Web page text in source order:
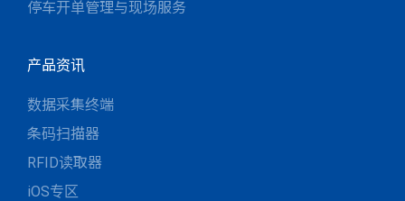
停车开单管理与现场服务
产品资讯
数据采集终端
条码扫描器
RFID读取器
iOS专区